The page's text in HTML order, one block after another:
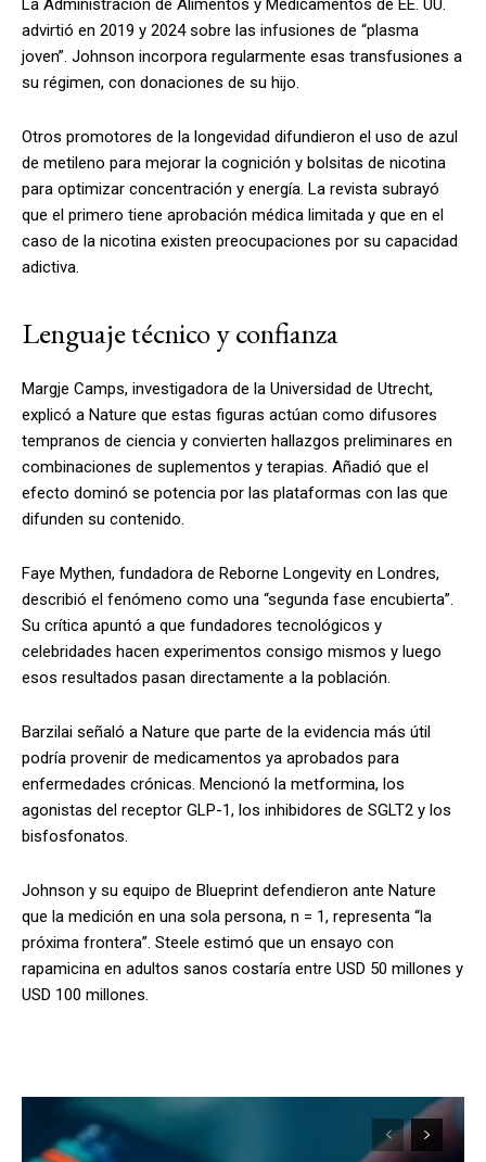
La Administración de Alimentos y Medicamentos de EE. UU.
advirtió en 2019 y 2024 sobre las infusiones de “plasma
joven”. Johnson incorpora regularmente esas transfusiones a
su régimen, con donaciones de su hijo.
Otros promotores de la longevidad difundieron el uso de azul
de metileno para mejorar la cognición y bolsitas de nicotina
para optimizar concentración y energía. La revista subrayó
que el primero tiene aprobación médica limitada y que en el
caso de la nicotina existen preocupaciones por su capacidad
adictiva.
Lenguaje técnico y confianza
Margje Camps, investigadora de la Universidad de Utrecht,
explicó a Nature que estas figuras actúan como difusores
tempranos de ciencia y convierten hallazgos preliminares en
combinaciones de suplementos y terapias. Añadió que el
efecto dominó se potencia por las plataformas con las que
difunden su contenido.
Faye Mythen, fundadora de Reborne Longevity en Londres,
describió el fenómeno como una “segunda fase encubierta”.
Su crítica apuntó a que fundadores tecnológicos y
celebridades hacen experimentos consigo mismos y luego
esos resultados pasan directamente a la población.
Barzilai señaló a Nature que parte de la evidencia más útil
podría provenir de medicamentos ya aprobados para
enfermedades crónicas. Mencionó la metformina, los
agonistas del receptor GLP-1, los inhibidores de SGLT2 y los
bisfosfonatos.
Johnson y su equipo de Blueprint defendieron ante Nature
que la medición en una sola persona, n = 1, representa “la
próxima frontera”. Steele estimó que un ensayo con
rapamicina en adultos sanos costaría entre USD 50 millones y
USD 100 millones.